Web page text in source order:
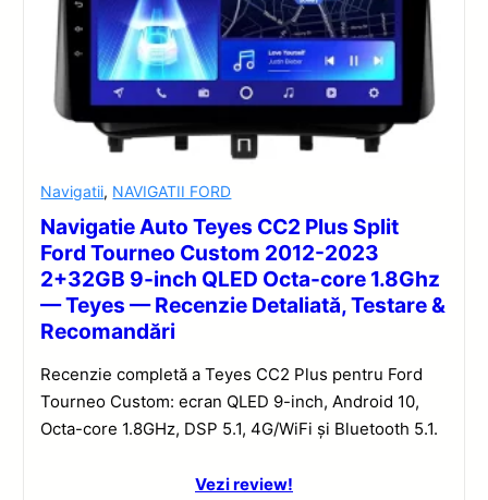
Navigatii, NAVIGATII FORD
Navigatie Auto Teyes CC2 Plus Split
Ford Tourneo Custom 2012-2023
2+32GB 9-inch QLED Octa-core 1.8Ghz
— Teyes — Recenzie Detaliată, Testare &
Recomandări
Recenzie completă a Teyes CC2 Plus pentru Ford
Tourneo Custom: ecran QLED 9-inch, Android 10,
Octa-core 1.8GHz, DSP 5.1, 4G/WiFi și Bluetooth 5.1.
Vezi review!